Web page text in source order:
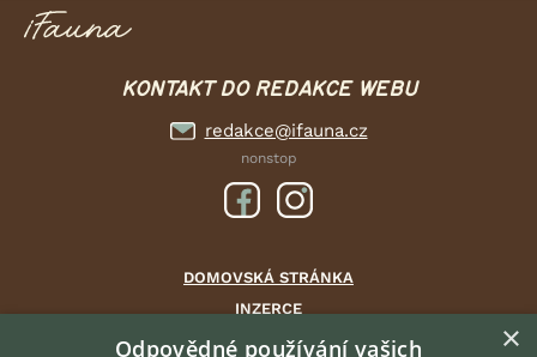
KONTAKT DO REDAKCE WEBU
redakce@ifauna.cz
nonstop
DOMOVSKÁ STRÁNKA
INZERCE
DISKUSE
×
Odpovědné používání vašich